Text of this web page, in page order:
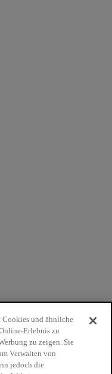
und ähnliche
Erlebnis zu
zu zeigen. Sie
Verwalten von
jedoch die